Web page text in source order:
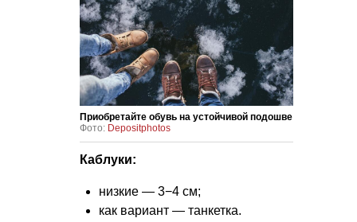
Приобретайте обувь на устойчивой подошве
Фото: Depositphotos
Каблуки:
низкие — 3−4 см;
как вариант — танкетка.